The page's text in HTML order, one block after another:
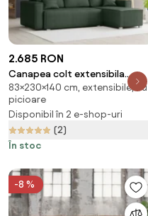
2.685 RON
Canapea colt extensibila
SMART COSARO verde inchis,
cu colt bilateral + 2 perne
CADOU
83×230×140 cm, extensibile, cu
picioare
Disponibil în 2 e-shop-uri
(2)
În stoc
-8 %